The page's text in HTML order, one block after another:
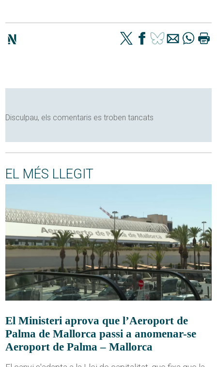
Disculpau, els comentaris es troben tancats
EL MÉS LLEGIT
El Ministeri aprova que l’Aeroport de
Palma de Mallorca passi a anomenar-se
Aeroport de Palma – Mallorca